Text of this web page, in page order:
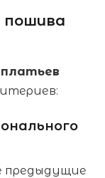
пошива
предыдущие